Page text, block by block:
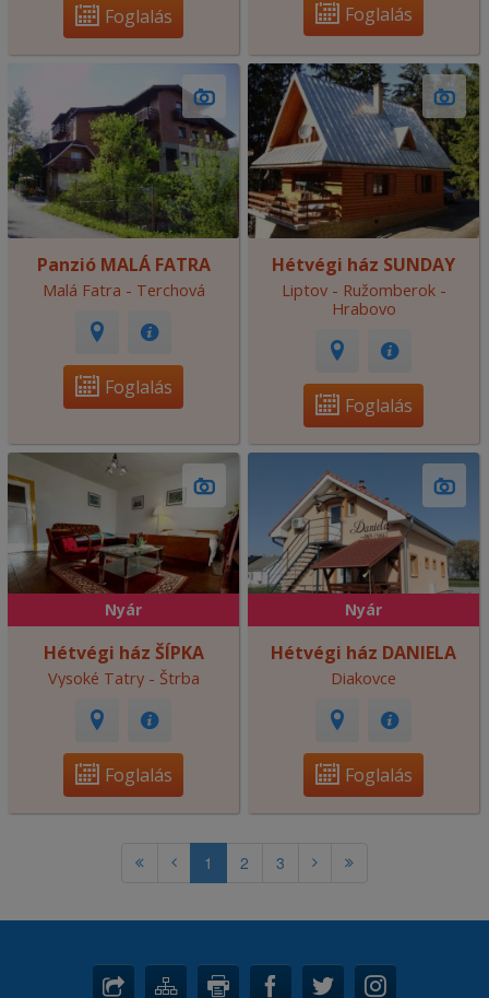
Foglalás Foglalás
Panzió MALÁ FATRA
Malá Fatra - Terchová
Foglalás
Hétvégi ház SUNDAY
Liptov - Ružomberok -
Hrabovo
Foglalás
Nyár
Hétvégi ház ŠÍPKA
Vysoké Tatry - Štrba
Foglalás
Nyár
Hétvégi ház DANIELA
Diakovce
Foglalás
1 2 3